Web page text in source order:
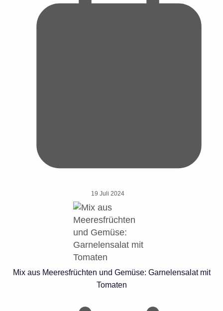
19 Juli 2024
Mix aus Meeresfrüchten und Gemüse: Garnelensalat mit
Tomaten